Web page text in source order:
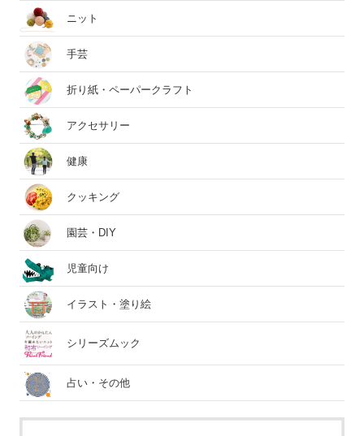
ニット
手芸
折り紙・ペーパークラフト
アクセサリー
健康
クッキング
園芸・DIY
児童向け
イラスト・塗り絵
シリーズムック
占い・その他